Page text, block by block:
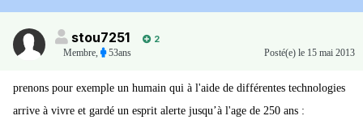
stou7251
2
Membre, 53ans Posté(e) le 15 mai 2013
prenons pour exemple un humain qui à l'aide de différentes technologies
arrive à vivre et gardé un esprit alerte jusqu’à l'age de 250 ans :